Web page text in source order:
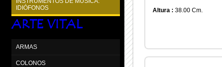
Altura : 38.00 Cm.
IDIÓFONOS
ARTE VITAL
ARMAS
COLONOS